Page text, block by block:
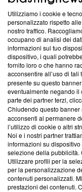
Questa sezione
News, sui nostri
creare news di
‘Trust Project - News
ancora membro del
parte; Trust Project
conformità agli
Su di noi
Team editoriale
Corporate
Redazione
Informativa Privacy
Utilizziamo i cookie e
personalizzato rispetto
nostro traffico.
occupano di analisi dei
informazioni sul tuo
dispositivo, i quali
fornito loro o che hanno
acconsentire all’uso di
presente su questo
eventualmente negando il
parte dei partner terzi,
Chiudendo questo
acconsenti al permanere
l’utilizzo di cookie o altri
Noi e i nostri partner
informazioni su
selezione della pubblicità.
Utilizzare profili per la
per la personalizzazione
contenuti personalizzati.
prestazioni dei contenuti.